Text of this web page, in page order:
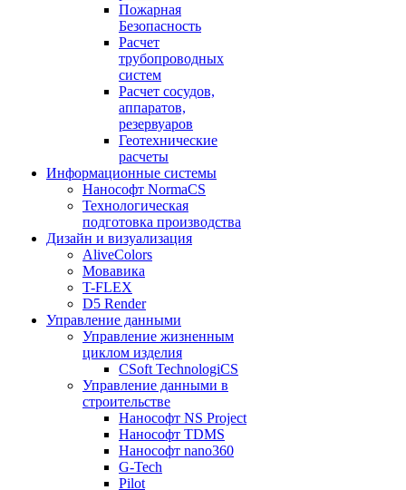
Пожарная
Безопасность
Расчет
трубопроводных
систем
Расчет сосудов,
аппаратов,
резервуаров
Геотехнические
расчеты
Информационные системы
Нанософт NormaCS
Технологическая
подготовка производства
Дизайн и визуализация
AliveColors
Мовавика
T-FLEX
D5 Render
Управление данными
Управление жизненным
циклом изделия
CSoft TechnologiCS
Управление данными в
строительстве
Нанософт NS Project
Нанософт TDMS
Нанософт nano360
G-Tech
Pilot